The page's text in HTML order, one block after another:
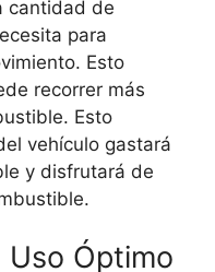
cantidad de
para
Esto
recorrer más
Esto
vehículo gastará
y disfrutará de
Óptimo